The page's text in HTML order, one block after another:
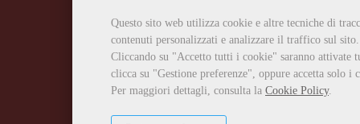
Questo sito web utilizza cookie e altre tecniche di
contenuti personalizzati e analizzare il traffico sul sito.
Cliccando su "Accetto tutti i cookie" saranno attivate
clicca su "Gestione preferenze", oppure accetta solo
Per maggiori dettagli, consulta la Cookie Policy.